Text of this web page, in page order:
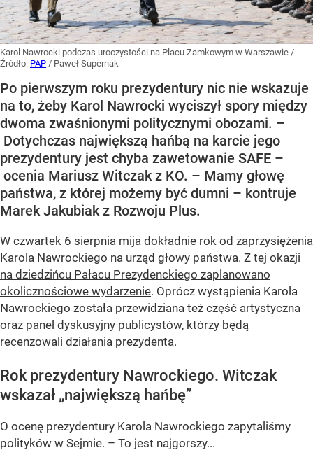
Karol Nawrocki podczas uroczystości na Placu Zamkowym w Warszawie /
Źródło: PAP / Paweł Supernak
Po pierwszym roku prezydentury nic nie wskazuje
na to, żeby Karol Nawrocki wyciszył spory między
dwoma zwaśnionymi politycznymi obozami. –
Dotychczas największą hańbą na karcie jego
prezydentury jest chyba zawetowanie SAFE –
ocenia Mariusz Witczak z KO. – Mamy głowę
państwa, z której możemy być dumni – kontruje
Marek Jakubiak z Rozwoju Plus.
W czwartek 6 sierpnia mija dokładnie rok od zaprzysiężenia
Karola Nawrockiego na urząd głowy państwa. Z tej okazji
na dziedzińcu Pałacu Prezydenckiego zaplanowano
okolicznościowe wydarzenie. Oprócz wystąpienia Karola
Nawrockiego została przewidziana też część artystyczna
oraz panel dyskusyjny publicystów, którzy będą
recenzowali działania prezydenta.
Rok prezydentury Nawrockiego. Witczak
wskazał „największą hańbę”
O ocenę prezydentury Karola Nawrockiego zapytaliśmy
polityków w Sejmie. – To jest najgorszy...